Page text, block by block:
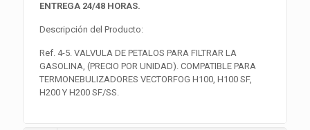
ENTREGA 24/48 HORAS.
Descripción del Producto:
Ref. 4-5. VALVULA DE PETALOS PARA FILTRAR LA
GASOLINA, (PRECIO POR UNIDAD). COMPATIBLE PARA
TERMONEBULIZADORES VECTORFOG H100, H100 SF,
H200 Y H200 SF/SS.